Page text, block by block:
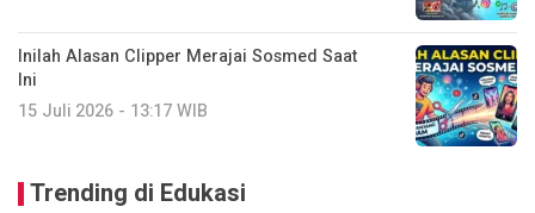
Inilah Alasan Clipper Merajai Sosmed Saat
Ini
15 Juli 2026 - 13:17 WIB
Trending di Edukasi